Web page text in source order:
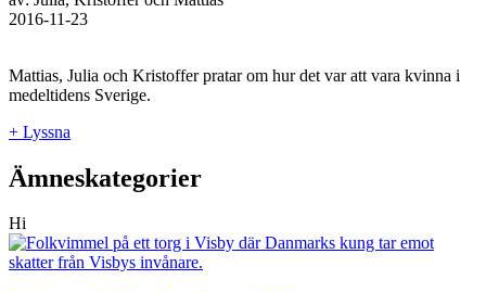
2016-11-23
Mattias, Julia och Kristoffer pratar om hur det var att vara kvinna i
medeltidens Sverige.
+ Lyssna
Ämneskategorier
Hi